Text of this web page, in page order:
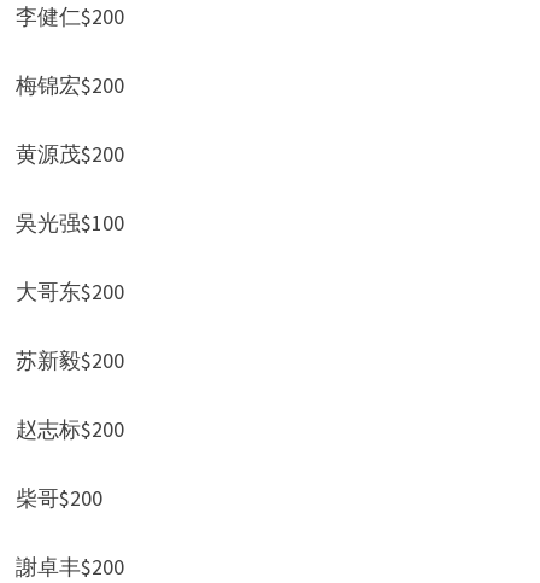
李健仁$200
梅锦宏$200
黄源茂$200
吳光强$100
大哥东$200
苏新毅$200
赵志标$200
柴哥$200
謝卓丰$200